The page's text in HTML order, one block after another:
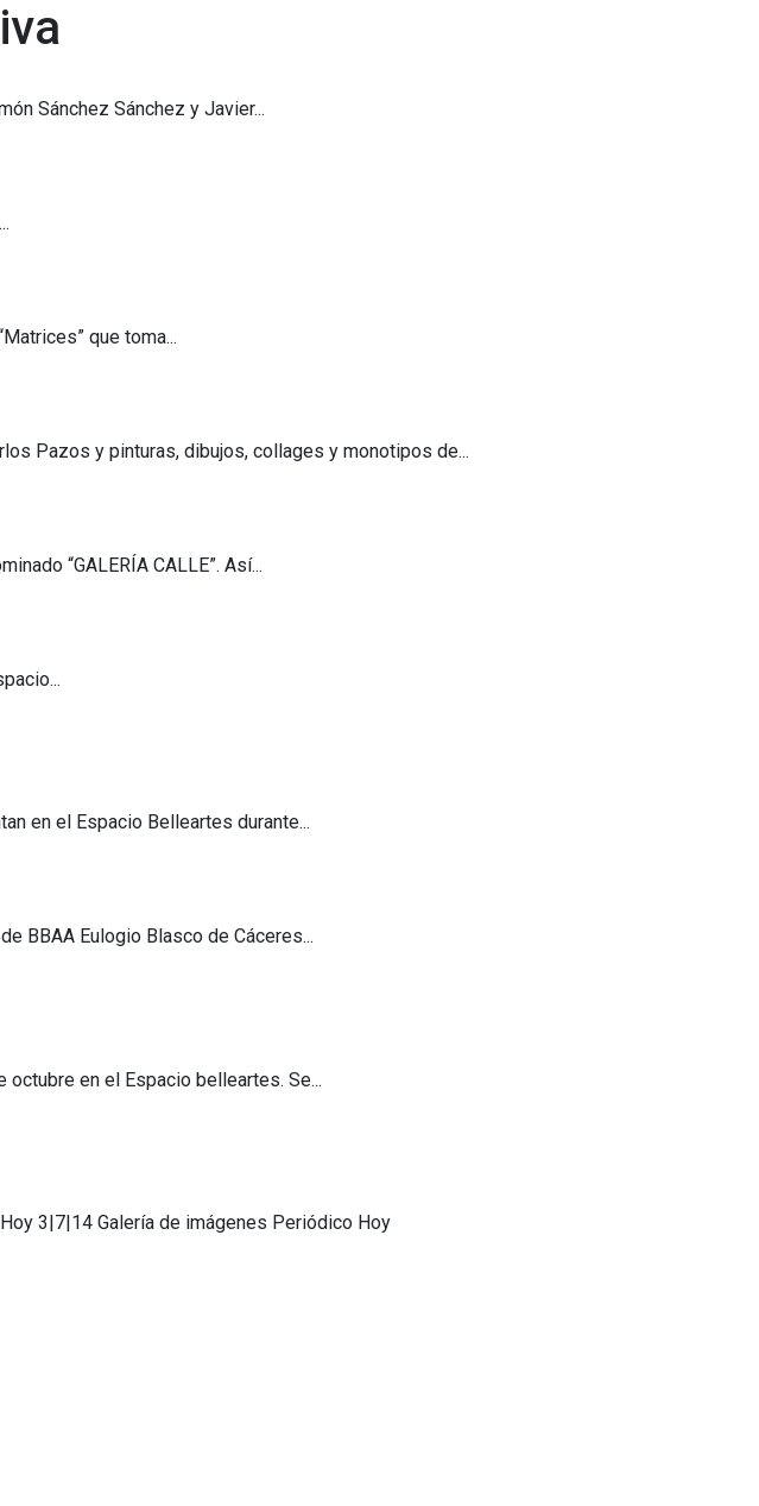
Sánchez Sánchez y Javier...
que toma...
Pazos y pinturas, dibujos, collages y monotipos de...
“GALERÍA CALLE”. Así...
en el Espacio Belleartes durante...
BBAA Eulogio Blasco de Cáceres...
octubre en el Espacio belleartes. Se...
3|7|14 Galería de imágenes Periódico Hoy